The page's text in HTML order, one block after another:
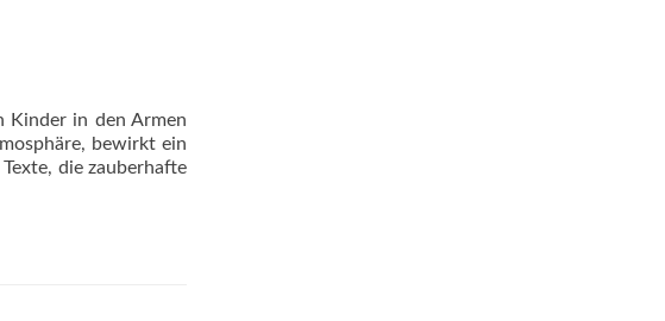
Kinder in den Armen
bewirkt ein
die zauberhafte